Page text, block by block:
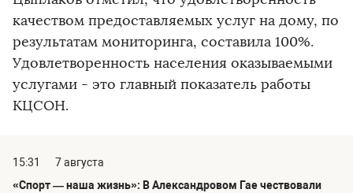
качеством предоставляемых услуг на дому, по
результатам мониторинга, составила 100%.
Удовлетворенность населения оказываемыми
услугами - это главный показатель работы
КЦСОН.
15:31
7 августа
«Спорт — наша жизнь»: В Александровом Гае чествовали